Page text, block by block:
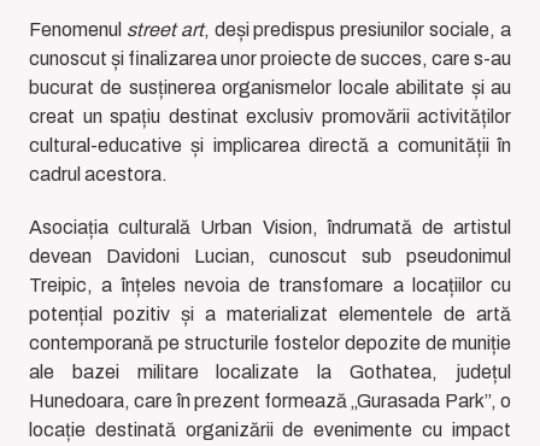
Fenomenul street art, deși predispus presiunilor sociale, a
cunoscut și finalizarea unor proiecte de succes, care s-au
bucurat de susținerea organismelor locale abilitate și au
creat un spațiu destinat exclusiv promovării activităților
cultural-educative și implicarea directă a comunității în
cadrul acestora.
Asociația culturală Urban Vision, îndrumată de artistul
devean Davidoni Lucian, cunoscut sub pseudonimul
Treipic, a înțeles nevoia de transfomare a locațiilor cu
potențial pozitiv și a materializat elementele de artă
contemporană pe structurile fostelor depozite de muniție
ale bazei militare localizate la Gothatea, județul
Hunedoara, care în prezent formează „Gurasada Park”, o
locație destinată organizării de evenimente cu impact